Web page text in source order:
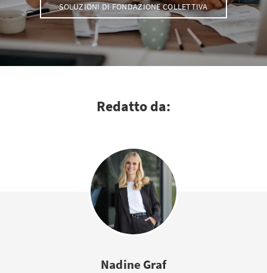
SOLUZIONI DI FONDAZIONE COLLETTIVA
Redatto da:
Nadine Graf